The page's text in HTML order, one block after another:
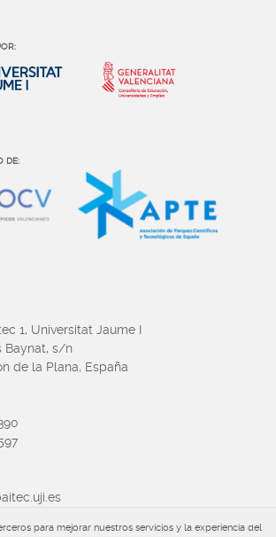
DE:
1, Universitat Jaume I
Baynat, s/n
de la Plana, España
para mejorar nuestros servicios y la experiencia del